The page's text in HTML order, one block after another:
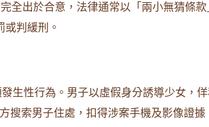
全出於合意，法律通常以「兩小無猜條款
判緩刑。
生性行為。男子以虛假身分誘導少女，
搜索男子住處，扣得涉案手機及影像證據